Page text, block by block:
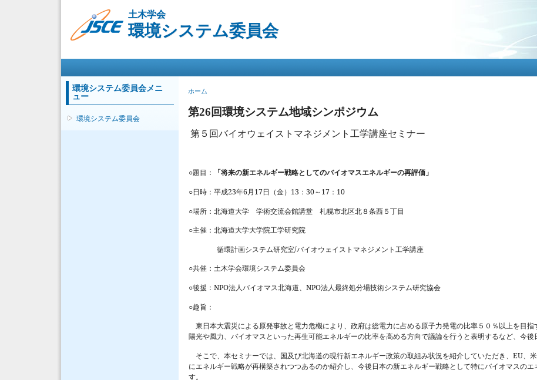
移
動
土木学会
環境システム委員会
環境システム委員会メニ
ュー
環境システム委員会
現在地
ホーム
第26回環境システム地域シンポジウム
第５回バイオウェイストマネジメント工学講座セミナー
○題目：
「将来の新エネルギー戦略としてのバイオマスエネルギーの再評価」
○日時：平成23年6月17日（金） 13 ： 30～17 ： 10
○場所：北海道大学 学術交流会館講堂 札幌市北区北８条西５丁目
○主催：北海道大学大学院工学研究院
循環計画システム研究室/バイオウェイストマネジメント工学講座
○共催：土木学会環境システム委員会
○後援： NPO法人バイオマス北海道、 NPO法人最終処分場技術システム研究協会
○趣旨：
東日本大震災による原発事故と電力危機により、政府は総電力に占める原子力発電の比率５０％以上を目
陽光や風力、バイオマスといった再生可能エネルギーの比率を高める方向で議論を行うと表明するなど、今後
そこで、本セミナーでは、国及び北海道の現行新エネルギー政策の取組み状況を紹介していただき、 EU、
にエネルギー戦略が再構築されつつあるのか紹介し、今後日本の新エネルギー戦略として特にバイオマスの
す。